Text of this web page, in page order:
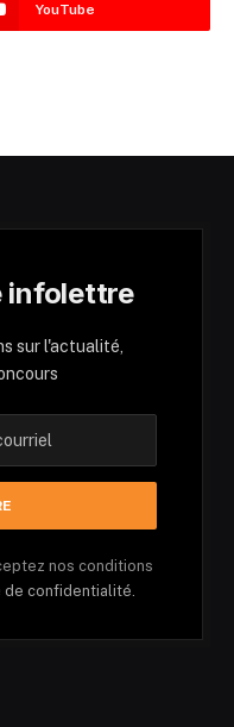
YouTube
infolettre
sur l'actualité,
nos conditions
de confidentialité.